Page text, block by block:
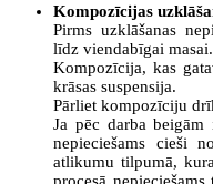
Kompozīcijas
Pirms uzklāšanas
līdz viendabīgai masai.
Kompozīcija, kas
krāsas suspensija.
Pārliet kompozīciju
Ja pēc darba
nepieciešams cieši
atlikumu tilpumā,